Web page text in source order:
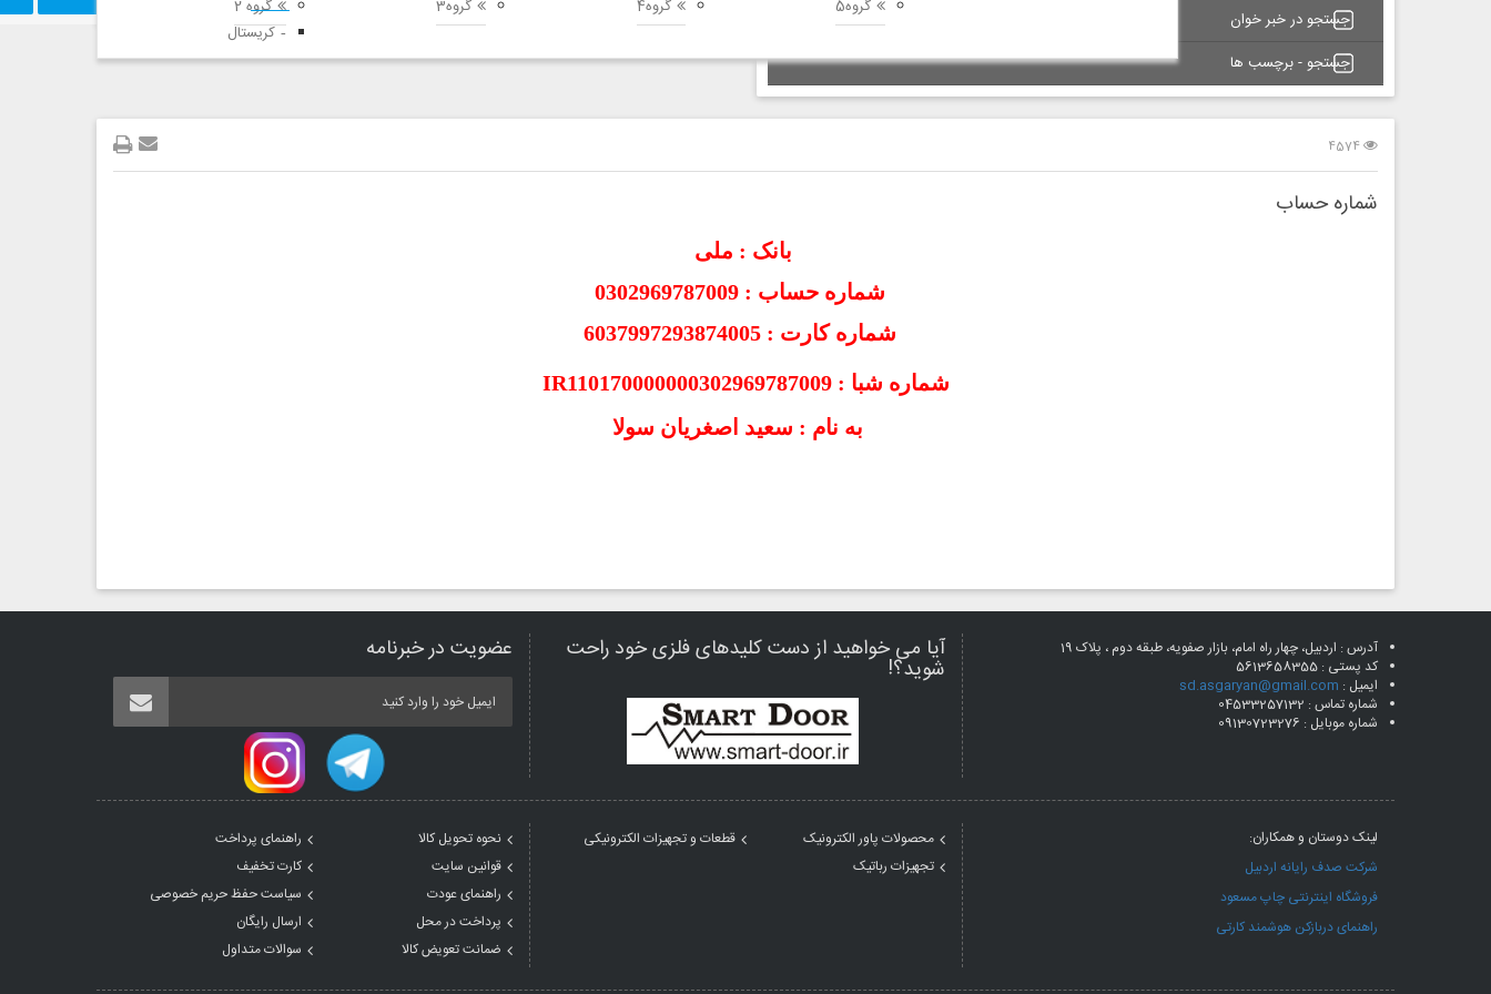
گروه 2
کریستال
گروه3 گروه4 گروه5
جستجو در خبر خوان
جستجو - برچسب ها
4574
شماره حساب
بانک : ملی
شماره حساب : 0302969787009
شماره کارت : 6037997293874005
شماره شبا :IR110170000000302969787009
به نام : سعید اصغریان سولا
آدرس : اردبیل، چهار راه امام، بازار صفویه، طبقه دوم ، پلاک 19
کد پستی : 5613658355
ایمیل : sd.asgaryan@gmail.com
شماره تماس : 04533257132
شماره موبایل : 09130723276
آیا می خواهید از دست کلیدهای فلزی خود راحت
شوید؟!
عضویت در خبرنامه
لینک دوستان و همکاران:
شرکت صدف رایانه اردبیل
فروشگاه اینترنتی چاپ مسعود
راهنمای دربازکن هوشمند کارتی
محصولات پاور الکترونیک
قطعات و تجهیزات الکترونیکی
تجهیزات رباتیک
نحوه تحویل کالا
راهنمای پرداخت
قوانین سایت
کارت تخفیف
راهنمای عودت
سیاست حفظ حریم خصوصی
پرداخت در محل
ارسال رایگان
ضمانت تعویض کالا
سوالات متداول